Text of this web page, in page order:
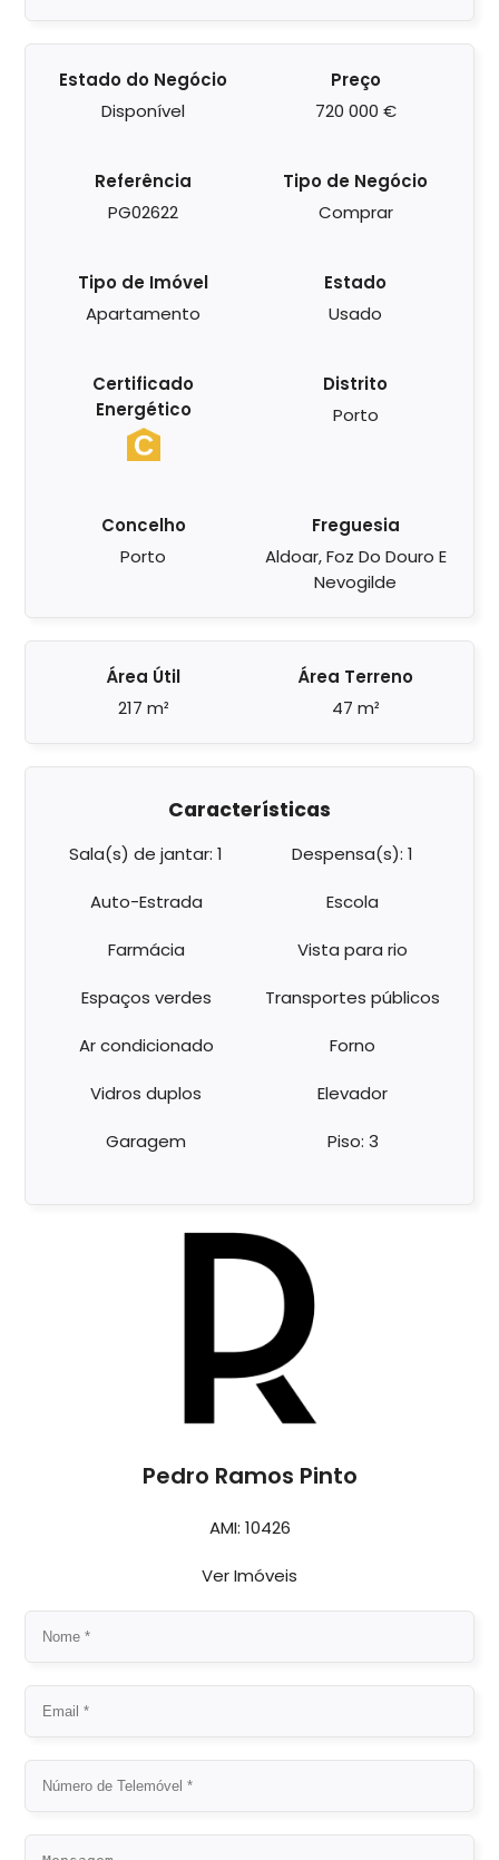
Estado do Negócio
Disponível
Preço
720 000 €
Referência
PG02622
Tipo de Negócio
Comprar
Tipo de Imóvel
Apartamento
Estado
Usado
Certificado
Energético
Distrito
Porto
Concelho
Porto
Freguesia
Aldoar, Foz Do Douro E
Nevogilde
Área Útil
217 m²
Área Terreno
47 m²
Características
Sala(s) de jantar: 1 Despensa(s): 1
Auto-Estrada Escola
Farmácia Vista para rio
Espaços verdes Transportes públicos
Ar condicionado Forno
Vidros duplos Elevador
Garagem Piso: 3
Pedro Ramos Pinto
AMI: 10426
Ver Imóveis